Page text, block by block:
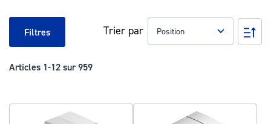
Articles 1-12 sur959
Trier par
Par
Filtres